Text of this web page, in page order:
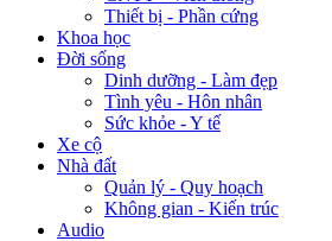
Thiết bị - Phần cứng
Khoa học
Đời sống
Dinh dưỡng - Làm đẹp
Tình yêu - Hôn nhân
Sức khỏe - Y tế
Xe cộ
Nhà đất
Quản lý - Quy hoạch
Không gian - Kiến trúc
Audio